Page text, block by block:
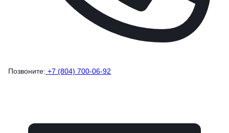
Позвоните: +7 (804) 700-06-92